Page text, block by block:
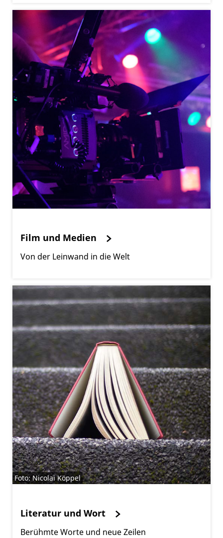
Film und Medien
Von der Leinwand in die Welt
Foto: Nicolai Köppel
Literatur und Wort
Berühmte Worte und neue Zeilen